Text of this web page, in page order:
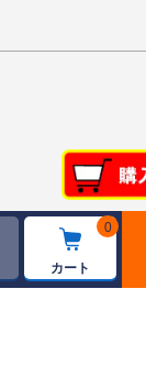
0
カート
ページトップへ